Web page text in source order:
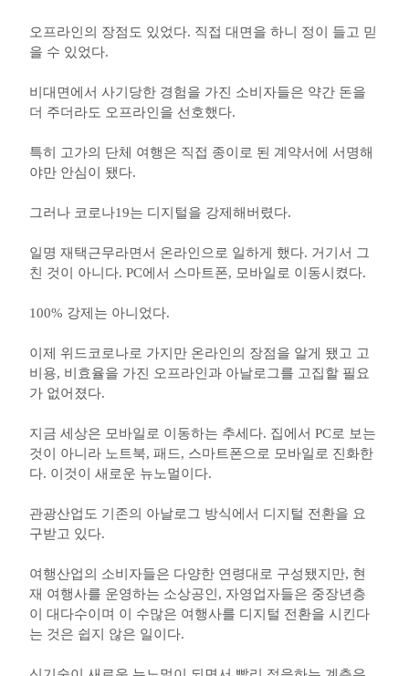
오프라인의 장점도 있었다. 직접 대면을 하니 정이 들고 믿
을 수 있었다.
비대면에서 사기당한 경험을 가진 소비자들은 약간 돈을
더 주더라도 오프라인을 선호했다.
특히 고가의 단체 여행은 직접 종이로 된 계약서에 서명해
야만 안심이 됐다.
그러나 코로나19는 디지털을 강제해버렸다.
일명 재택근무라면서 온라인으로 일하게 했다. 거기서 그
친 것이 아니다. PC에서 스마트폰, 모바일로 이동시켰다.
100% 강제는 아니었다.
이제 위드코로나로 가지만 온라인의 장점을 알게 됐고 고
비용, 비효율을 가진 오프라인과 아날로그를 고집할 필요
가 없어졌다.
지금 세상은 모바일로 이동하는 추세다. 집에서 PC로 보는
것이 아니라 노트북, 패드, 스마트폰으로 모바일로 진화한
다. 이것이 새로운 뉴노멀이다.
관광산업도 기존의 아날로그 방식에서 디지털 전환을 요
구받고 있다.
여행산업의 소비자들은 다양한 연령대로 구성됐지만, 현
재 여행사를 운영하는 소상공인, 자영업자들은 중장년층
이 대다수이며 이 수많은 여행사를 디지털 전환을 시킨다
는 것은 쉽지 않은 일이다.